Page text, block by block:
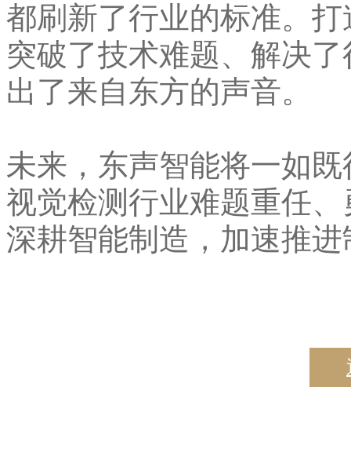
都刷新了行业的标准。
突破了技术难题、解决
出了来自东方的声音。
未来，东声智能将一如
视觉检测行业难题重任
深耕智能制造，加速推